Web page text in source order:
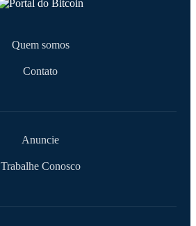
Quem somos
Contato
Anuncie
Trabalhe Conosco